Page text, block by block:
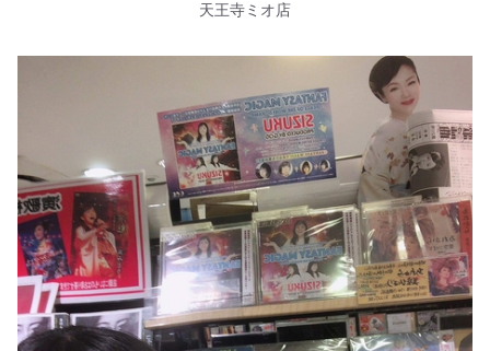
天王寺ミオ店